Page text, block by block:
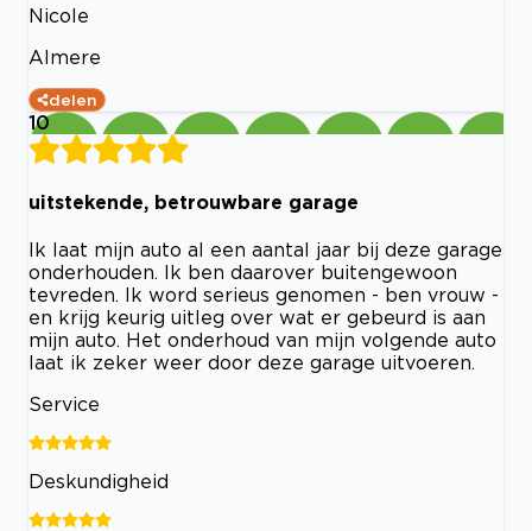
Nicole
Almere
delen
10
uitstekende, betrouwbare garage
Ik laat mijn auto al een aantal jaar bij deze garage
onderhouden. Ik ben daarover buitengewoon
tevreden. Ik word serieus genomen - ben vrouw -
en krijg keurig uitleg over wat er gebeurd is aan
mijn auto. Het onderhoud van mijn volgende auto
laat ik zeker weer door deze garage uitvoeren.
Service
Deskundigheid